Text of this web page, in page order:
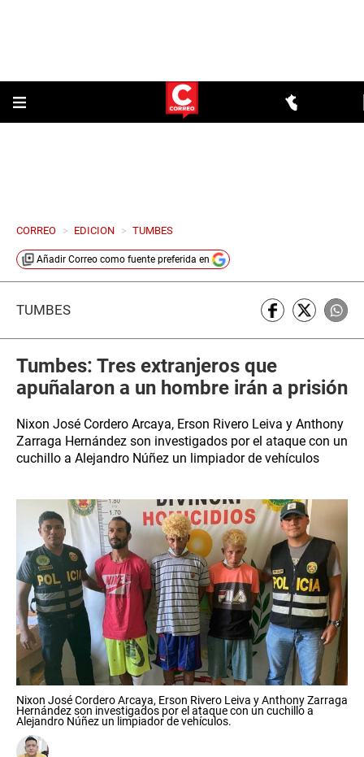
CORREO > EDICION > TUMBES
Añadir Correo como fuente preferida en
TUMBES
Tumbes: Tres extranjeros que
apuñalaron a un hombre irán a prisión
Nixon José Cordero Arcaya, Erson Rivero Leiva y Anthony
Zarraga Hernández son investigados por el ataque con un
cuchillo a Alejandro Núñez un limpiador de vehículos
Nixon José Cordero Arcaya, Erson Rivero Leiva y Anthony Zarraga
Hernández son investigados por el ataque con un cuchillo a
Alejandro Núñez un limpiador de vehículos.